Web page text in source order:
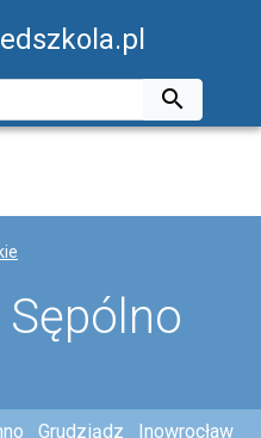

Grudziądz
Inowrocław